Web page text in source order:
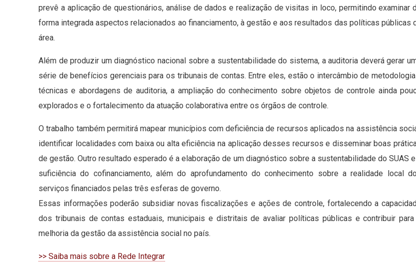
prevê a aplicação de questionários, análise de dados e realização de visitas in loco, permitindo examinar
forma integrada aspectos relacionados ao financiamento, à gestão e aos resultados das políticas públicas
área.
Além de produzir um diagnóstico nacional sobre a sustentabilidade do sistema, a auditoria deverá gerar
série de benefícios gerenciais para os tribunais de contas. Entre eles, estão o intercâmbio de
técnicas e abordagens de auditoria, a ampliação do conhecimento sobre objetos de controle ainda
explorados e o fortalecimento da atuação colaborativa entre os órgãos de controle.
O trabalho também permitirá mapear municípios com deficiência de recursos aplicados na assistência
identificar localidades com baixa ou alta eficiência na aplicação desses recursos e disseminar boas
de gestão. Outro resultado esperado é a elaboração de um diagnóstico sobre a sustentabilidade do SUAS
suficiência do cofinanciamento, além do aprofundamento do conhecimento sobre a realidade local
serviços financiados pelas três esferas de governo.
Essas informações poderão subsidiar novas fiscalizações e ações de controle, fortalecendo a
dos tribunais de contas estaduais, municipais e distritais de avaliar políticas públicas e contribuir
melhoria da gestão da assistência social no país.
>> Saiba mais sobre a Rede Integrar